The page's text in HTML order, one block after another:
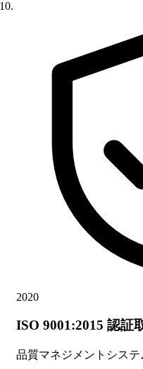
2020
ISO 9001:2015 認証
品質マネジメントシステ